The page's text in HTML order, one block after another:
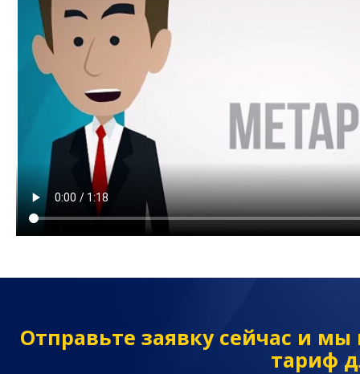
Отправьте заявку сейчас и
тариф